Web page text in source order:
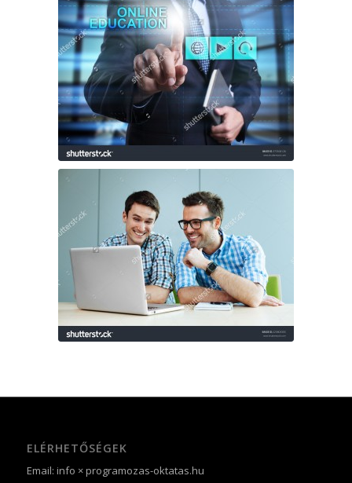
Java Távoktatás
Személyes magánoktatás
ELÉRHETŐSÉGEK
Email: info × programozas-oktatas.hu